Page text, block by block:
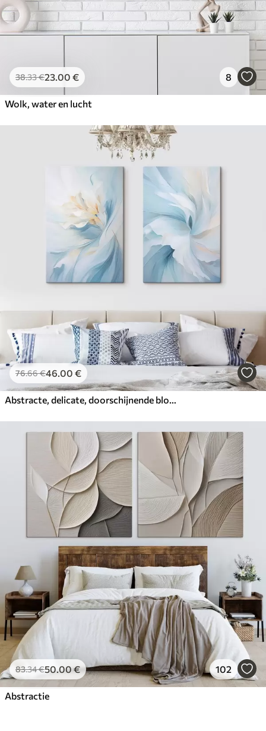
38.33€23.00 € 8
Wolk, water en lucht
76.66€46.00 €
Abstracte, delicate, doorschijnende bloemblaadjes die naar binnen wervelen met zachte verlichting en een schilderachtige textuur.
83.34€50.00€ 102
Abstractie